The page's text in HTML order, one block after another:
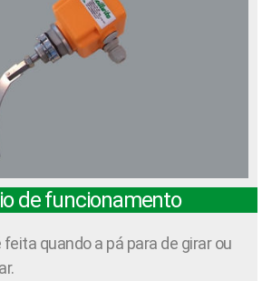
de funcionamento
quando a pá para de girar ou